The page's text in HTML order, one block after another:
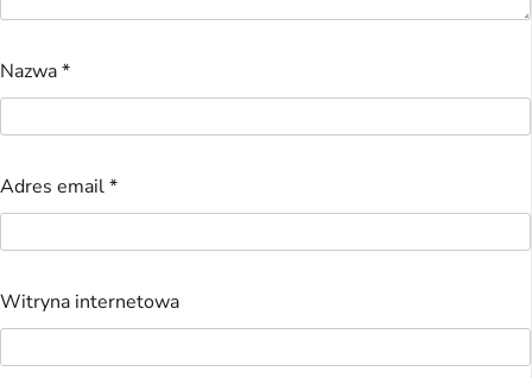
Nazwa*
Adres email*
Witryna internetowa